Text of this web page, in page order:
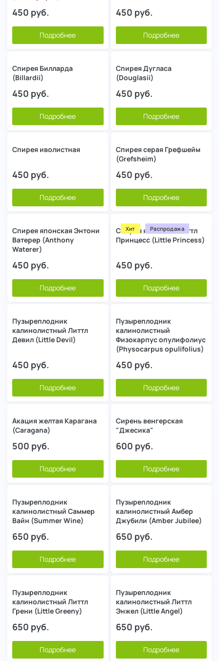
450 руб.
Подробнее
450 руб.
Подробнее
Спирея Билларда
(Billardii)
450 руб.
Подробнее
Спирея Дугласа
(Douglasii)
450 руб.
Подробнее
Спирея иволистная
450 руб.
Подробнее
Спирея серая Грефшейм
(Grefsheim)
450 руб.
Подробнее
Спирея японская Энтони
Ватерер (Anthony
Waterer)
450 руб.
Подробнее
Хит Распродажа
Спирея японская Литтл
Принцесс (Little Princess)
450 руб.
Подробнее
Пузыреплодник
калинолистный Литтл
Девил (Little Devil)
450 руб.
Подробнее
Пузыреплодник
калинолистный
Физокарпус опулифолиус
(Physocarpus opulifolius)
450 руб.
Подробнее
Акация желтая Карагана
(Caragana)
500 руб.
Подробнее
Сирень венгерская
"Джесика"
600 руб.
Подробнее
Пузыреплодник
калинолистный Саммер
Вайн (Summer Wine)
650 руб.
Подробнее
Пузыреплодник
калинолистный Амбер
Джубили (Amber Jubilee)
650 руб.
Подробнее
Пузыреплодник
калинолистный Литтл
Грени (Little Greeny)
650 руб.
Подробнее
Пузыреплодник
калинолистный Литтл
Энжел (Little Angel)
650 руб.
Подробнее